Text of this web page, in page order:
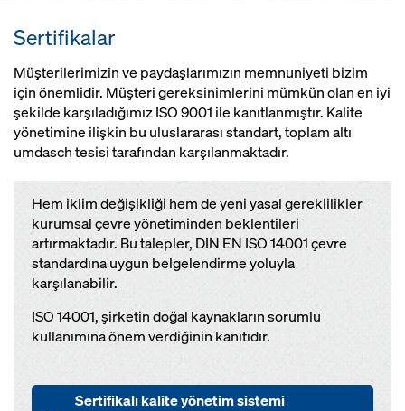
Sertifikalar
Müşterilerimizin ve paydaşlarımızın memnuniyeti bizim
için önemlidir. Müşteri gereksinimlerini mümkün olan en iyi
şekilde karşıladığımız ISO 9001 ile kanıtlanmıştır. Kalite
yönetimine ilişkin bu uluslararası standart, toplam altı
umdasch tesisi tarafından karşılanmaktadır.
Hem iklim değişikliği hem de yeni yasal gereklilikler
kurumsal çevre yönetiminden beklentileri
artırmaktadır. Bu talepler, DIN EN ISO 14001 çevre
standardına uygun belgelendirme yoluyla
karşılanabilir.
ISO 14001, şirketin doğal kaynakların sorumlu
kullanımına önem verdiğinin kanıtıdır.
Sertifikalı kalite yönetim sistemi